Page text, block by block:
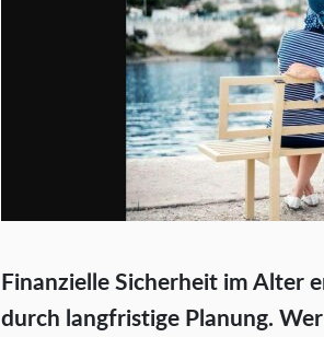
Finanzielle Sicherheit im Alter
durch langfristige Planung.